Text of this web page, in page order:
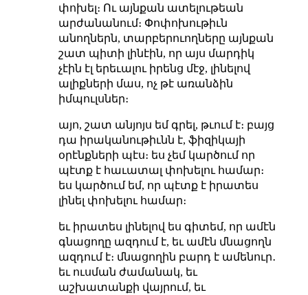
փոխել։ Ու այնքան ատելութեան
արժանանում։ Փոփոխութիւն
անողներն, տարբերուողները այնքան
շատ պիտի լինէին, որ այս մարդիկ
չէին էլ երեւալու իրենց մէջ, լինելով
ալիքների մաս, ոչ թէ առանձին
իմպուլսներ։
այո, շատ անյոյս եմ գրել, թւում է։ բայց
դա իրականութիւնն է, ֆիզիկայի
օրէնքների պէս։ ես չեմ կարծում որ
պէտք է հաւատալ փոխելու համար։
ես կարծում եմ, որ պէտք է իրատես
լինել փոխելու համար։
եւ իրատես լինելով ես գիտեմ, որ ամէն
գնացողը ազդում է, եւ ամէն մնացողն
ազդում է։ մնացողին բարդ է ամենուր․
եւ ուսման ժամանակ, եւ
աշխատանքի վայրում, եւ